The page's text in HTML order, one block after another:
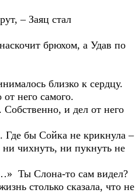
– Заяц стал
брюхом, а Удав по
близко к сердцу.
него самого.
и дел от него
бы Сойка не крикнула –
ни чихнуть, ни пукнуть не
Ты Слона-то сам видел?
столько сказала, что не